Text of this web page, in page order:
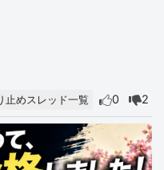
止めスレッド一覧 0 2